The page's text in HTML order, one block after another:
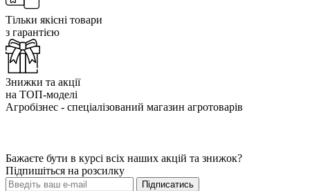
Тільки якісні товари
з гарантією
Знижки та акції
на ТОП-моделі
Агробізнес - спеціалізований магазин агротоварів
Бажаєте бути в курсі всіх наших акцій та знижок?
Підпишіться на розсилку
Підписатись